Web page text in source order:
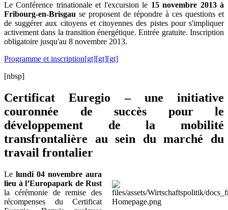
Le Conférence trinationale et l'excursion le 15 novembre 2013 à
Fribourg-en-Brisgau se proposent de répondre à ces questions et
de suggérer aux citoyens et citoyennes des pistes pour s'impliquer
activement dans la transition énergétique. Entrée gratuite. Inscription
obligatoire jusqu'au 8 novembre 2013.
Programme et inscription[gt][gt][gt]
[nbsp]
Certificat Euregio – une initiative
couronnée de succès pour le
développement de la mobilité
transfrontalière au sein du marché du
travail frontalier
Le lundi 04 novembre aura
lieu à l’Europapark de Rust
la cérémonie de remise des
récompenses du Certificat